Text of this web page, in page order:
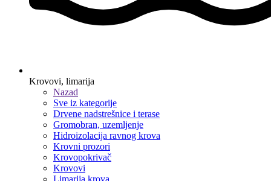
Krovovi, limarija
Nazad
Sve iz kategorije
Drvene nadstrešnice i terase
Gromobran, uzemljenje
Hidroizolacija ravnog krova
Krovni prozori
Krovopokrivač
Krovovi
Limarija krova